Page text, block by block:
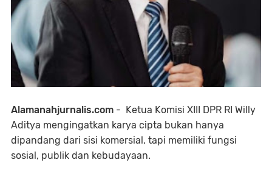
Alamanahjurnalis.com - Ketua Komisi XIII DPR RI Willy
Aditya mengingatkan karya cipta bukan hanya
dipandang dari sisi komersial, tapi memiliki fungsi
sosial, publik dan kebudayaan.